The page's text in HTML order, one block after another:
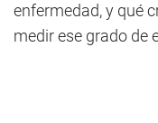
enfermedad, y qué
medir ese grado de